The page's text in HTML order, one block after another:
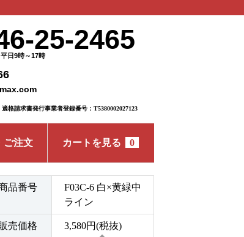
25-2465
日9時～17時
適格請求書発行事業者登録番号：T5380002027123
ご注文 カートを見る 0
品番号
F03C-6 白×黄緑中
ライン
売価格 3,580円(税抜)